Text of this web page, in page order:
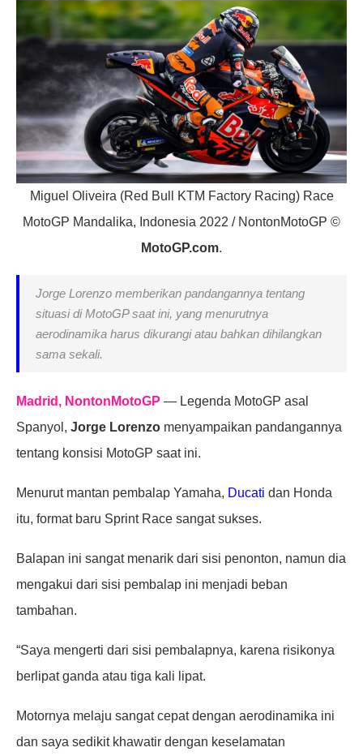
Miguel Oliveira (Red Bull KTM Factory Racing) Race
MotoGP Mandalika, Indonesia 2022 / NontonMotoGP ©
MotoGP.com.
Jorge Lorenzo memberikan pandangannya tentang
situasi di MotoGP saat ini, yang menurutnya
aerodinamika harus dikurangi atau bahkan dihilangkan
sama sekali.
Madrid, NontonMotoGP — Legenda MotoGP asal
Spanyol, Jorge Lorenzo menyampaikan pandangannya
tentang konsisi MotoGP saat ini.
Menurut mantan pembalap Yamaha, Ducati dan Honda
itu, format baru Sprint Race sangat sukses.
Balapan ini sangat menarik dari sisi penonton, namun dia
mengakui dari sisi pembalap ini menjadi beban
tambahan.
“Saya mengerti dari sisi pembalapnya, karena risikonya
berlipat ganda atau tiga kali lipat.
Motornya melaju sangat cepat dengan aerodinamika ini
dan saya sedikit khawatir dengan keselamatan